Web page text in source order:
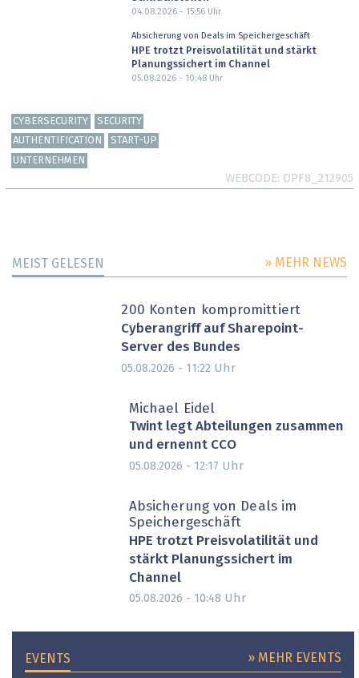
04.08.2026 - 15:56Uhr
Absicherung von Deals im Speichergeschäft
HPE trotzt Preisvolatilität und stärkt
Planungssichert im Channel
05.08.2026 - 10:48Uhr
CYBERSECURITY
SECURITY
AUTHENTIFICATION
START-UP
UNTERNEHMEN
WEBCODE DPF8_212905
MEIST GELESEN » MEHR NEWS
200 Konten kompromittiert
Cyberangriff auf Sharepoint-
Server des Bundes
05.08.2026 - 11:22 Uhr
Michael Eidel
Twint legt Abteilungen zusammen
und ernennt CCO
05.08.2026 - 12:17 Uhr
Absicherung von Deals im
Speichergeschäft
HPE trotzt Preisvolatilität und
stärkt Planungssichert im
Channel
05.08.2026 - 10:48 Uhr
EVENTS » MEHR EVENTS